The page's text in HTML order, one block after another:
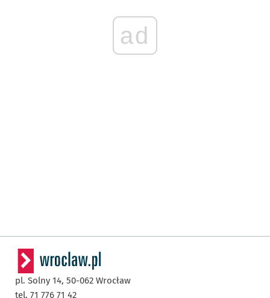
ad
pl. Solny 14, 50-062 Wrocław
tel. 71 776 71 42